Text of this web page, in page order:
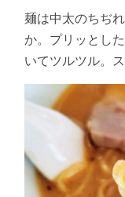
麺は中太のちぢ
か。プリッとし
いてツルツル。